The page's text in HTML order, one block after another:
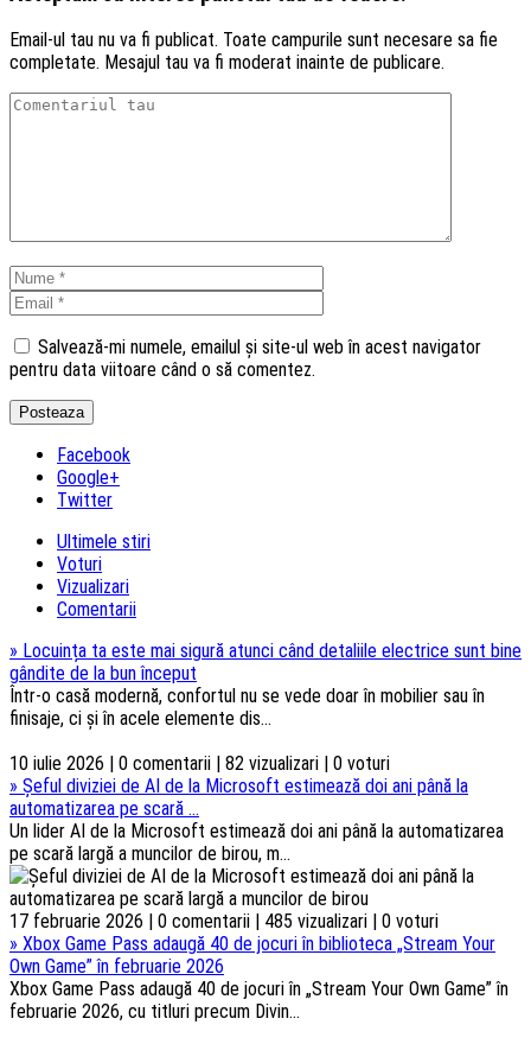
Email-ul tau nu va fi publicat. Toate campurile sunt necesare sa fie
completate. Mesajul tau va fi moderat inainte de publicare.
Salvează-mi numele, emailul și site-ul web în acest navigator
pentru data viitoare când o să comentez.
Facebook
Google+
Twitter
Ultimele stiri
Voturi
Vizualizari
Comentarii
» Locuința ta este mai sigură atunci când detaliile electrice sunt bine
gândite de la bun început
Într-o casă modernă, confortul nu se vede doar în mobilier sau în
finisaje, ci și în acele elemente dis...
10 iulie 2026 | 0 comentarii | 82 vizualizari | 0 voturi
» Șeful diviziei de AI de la Microsoft estimează doi ani până la
automatizarea pe scară ...
Un lider AI de la Microsoft estimează doi ani până la automatizarea
pe scară largă a muncilor de birou, m...
17 februarie 2026 | 0 comentarii | 485 vizualizari | 0 voturi
» Xbox Game Pass adaugă 40 de jocuri în biblioteca „Stream Your
Own Game” în februarie 2026
Xbox Game Pass adaugă 40 de jocuri în „Stream Your Own Game” în
februarie 2026, cu titluri precum Divin...